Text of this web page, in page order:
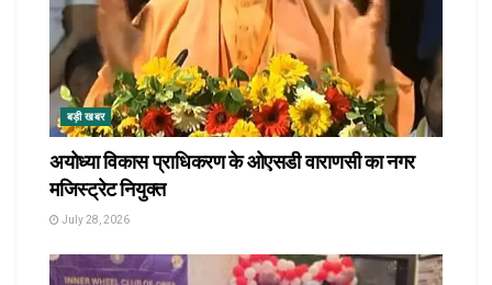
बड़ी खबर
अयोध्या विकास प्राधिकरण के ओएसडी वाराणसी का नगर
मजिस्ट्रेट नियुक्त
July 28, 2026